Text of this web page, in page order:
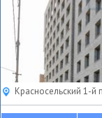
Красносельский 1-й